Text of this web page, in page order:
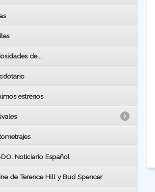
de...
estrenos
OSCARS
Noticiario Español
de Terence Hill y Bud Spencer